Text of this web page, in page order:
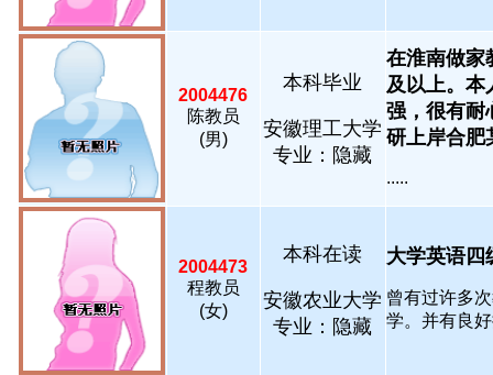
2004476
陈教员
(男)
本科毕业
安徽理工大学
专业：隐藏
在淮南做家
及以上。本
强，很有耐
研上岸合肥
.....
2004473
程教员
(女)
本科在读
安徽农业大学
专业：隐藏
大学英语四
曾有过许多
学。并有良